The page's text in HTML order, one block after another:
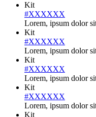
Kit
#XXXXXX
Lorem, ipsum dolor
Kit
#XXXXXX
Lorem, ipsum dolor
Kit
#XXXXXX
Lorem, ipsum dolor
Kit
#XXXXXX
Lorem, ipsum dolor
Kit